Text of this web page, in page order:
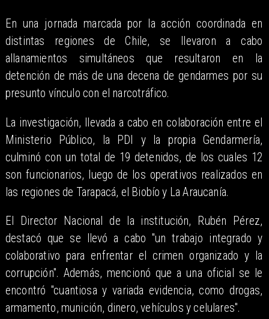
En una jornada marcada por la acción coordinada en
distintas regiones de Chile, se llevaron a cabo
allanamientos simultáneos que resultaron en la
detención de más de una decena de gendarmes por su
presunto vínculo con el narcotráfico.
La investigación, llevada a cabo en colaboración entre el
Ministerio Público, la PDI y la propia Gendarmería,
culminó con un total de 19 detenidos, de los cuales 12
son funcionarios, luego de los operativos realizados en
las regiones de Tarapacá, el Biobío y La Araucanía.
El Director Nacional de la institución, Rubén Pérez,
destacó que se llevó a cabo "un trabajo integrado y
colaborativo para enfrentar el crimen organizado y la
corrupción". Además, mencionó que a una oficial se le
encontró "cuantiosa y variada evidencia, como drogas,
armamento, munición, dinero, vehículos y celulares".